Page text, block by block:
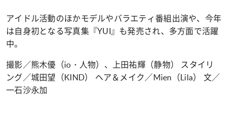
アイドル活動のほかモデルやバラエティ番組出演や、今年
は自身初となる写真集『YUI』も発売され、多方面で活躍
中。
撮影／熊木優（io・人物）、上田祐輝（静物） スタイリ
ング／城田望（KIND） ヘア＆メイク／Mien（Lila） 文／
一石沙永加